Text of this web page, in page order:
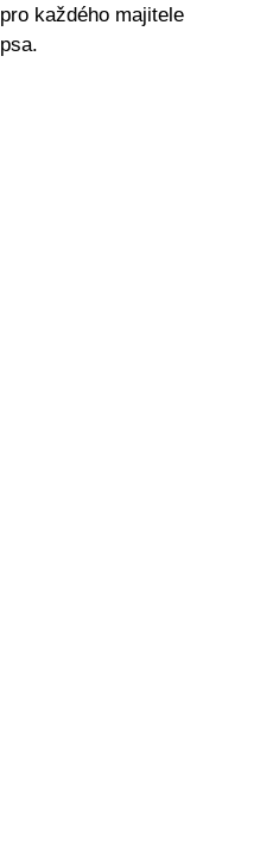
pro každého majitele
psa.